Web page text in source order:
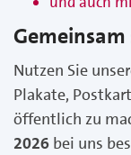
Nutzen Sie
Plakate,
öffentlich zu
2026 bei uns